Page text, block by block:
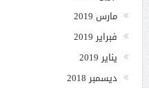
مارس 2019
فبراير 2019
يناير 2019
ديسمبر 2018